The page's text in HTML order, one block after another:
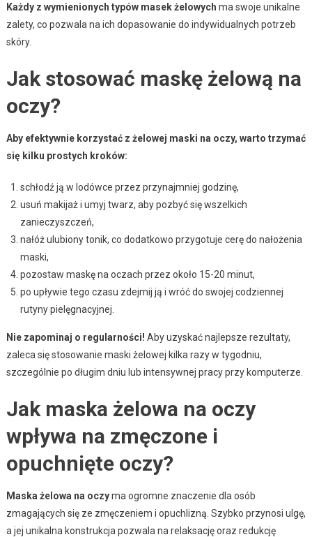
Każdy z wymienionych typów masek żelowych ma swoje unikalne
zalety, co pozwala na ich dopasowanie do indywidualnych potrzeb
skóry.
Jak stosować maskę żelową na
oczy?
Aby efektywnie korzystać z żelowej maski na oczy, warto trzymać
się kilku prostych kroków:
schłodź ją w lodówce przez przynajmniej godzinę,
usuń makijaż i umyj twarz, aby pozbyć się wszelkich
zanieczyszczeń,
nałóż ulubiony tonik, co dodatkowo przygotuje cerę do nałożenia
maski,
pozostaw maskę na oczach przez około 15-20 minut,
po upływie tego czasu zdejmij ją i wróć do swojej codziennej
rutyny pielęgnacyjnej.
Nie zapominaj o regularności! Aby uzyskać najlepsze rezultaty,
zaleca się stosowanie maski żelowej kilka razy w tygodniu,
szczególnie po długim dniu lub intensywnej pracy przy komputerze.
Jak maska żelowa na oczy
wpływa na zmęczone i
opuchnięte oczy?
Maska żelowa na oczyma ogromne znaczenie dla osób
zmagających się ze zmęczeniem i opuchlizną. Szybko przynosi ulgę,
a jej unikalna konstrukcja pozwala na relaksację oraz redukcję